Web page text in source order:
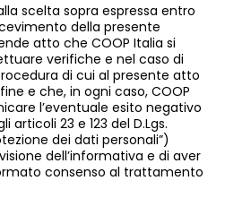
scelta sopra espressa entro
della presente
atto che COOP Italia si
verifiche e nel caso di
di cui al presente atto
e che, in ogni caso, COOP
l’eventuale esito negativo
articoli 23 e 123 del D.Lgs.
dei dati personali”)
dell’informativa e di aver
consenso al trattamento